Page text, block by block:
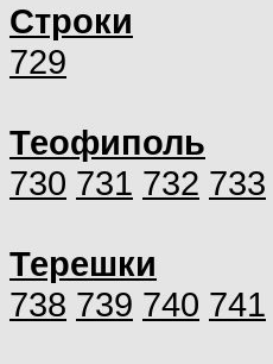
Строки
729
Теофиполь
730 731 732 733
Терешки
738 739 740 741